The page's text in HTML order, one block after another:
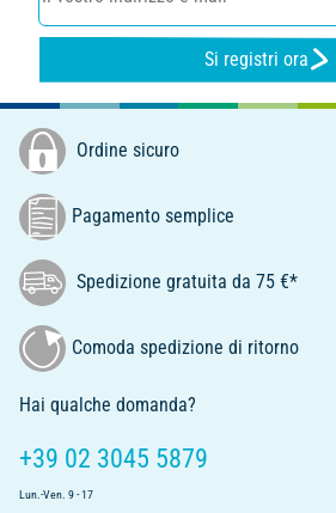
Si registri ora
Ordine sicuro
Pagamento semplice
Spedizione gratuita da 75 €*
Comoda spedizione di ritorno
Hai qualche domanda?
+39 02 3045 5879
Lun.-Ven. 9 - 17